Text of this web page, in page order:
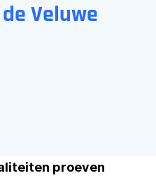
Veluwe
proeven